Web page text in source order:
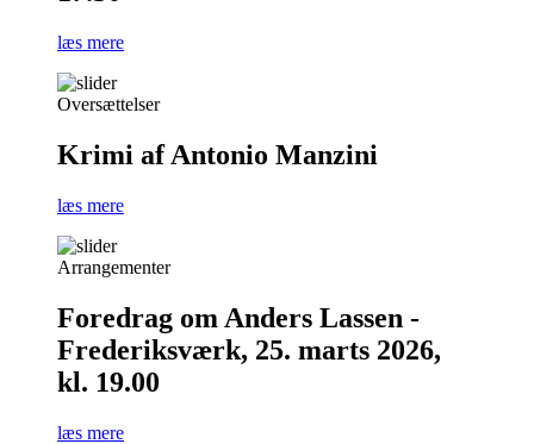
læs mere
Oversættelser
Krimi af Antonio Manzini
læs mere
Arrangementer
Foredrag om Anders Lassen -
Frederiksværk, 25. marts 2026,
kl. 19.00
læs mere